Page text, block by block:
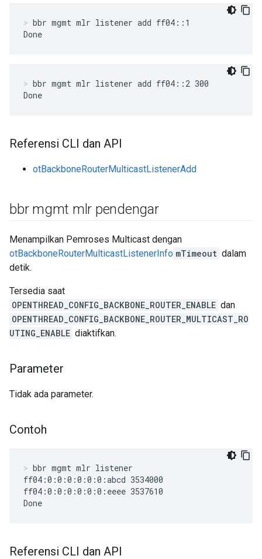
bbr mgmt mlr listener add ff04::1
Done
bbr mgmt mlr listener add ff04::2 300
Done
Referensi CLI dan API
otBackboneRouterMulticastListenerAdd
bbr mgmt mlr pendengar
Menampilkan Pemroses Multicast dengan
otBackboneRouterMulticastListenerInfo mTimeout dalam
detik.
Tersedia saat
OPENTHREAD_CONFIG_BACKBONE_ROUTER_ENABLE dan
OPENTHREAD_CONFIG_BACKBONE_ROUTER_MULTICAST_RO
UTING_ENABLE diaktifkan.
Parameter
Tidak ada parameter.
Contoh
bbr mgmt mlr listener
ff04:0:0:0:0:0:0:abcd 3534000
ff04:0:0:0:0:0:0:eeee 3537610
Done
Referensi CLI dan API